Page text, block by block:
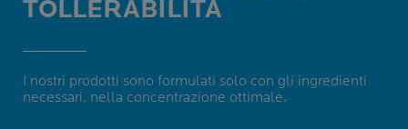
TOLLERABILITÀ
I nostri prodotti sono formulati solo con gli ingredienti
necessari, nella concentrazione ottimale.